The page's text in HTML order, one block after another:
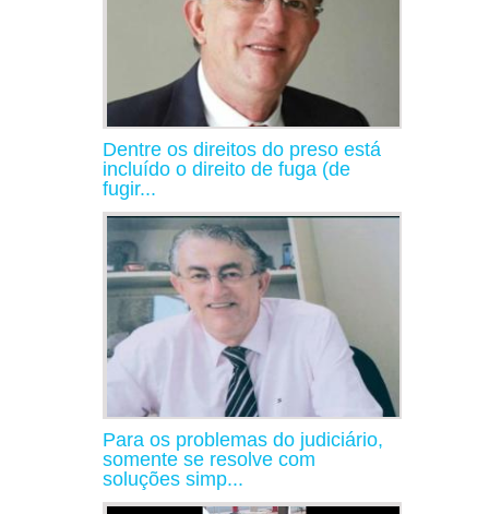
Dentre os direitos do preso está
incluído o direito de fuga (de
fugir...
Para os problemas do judiciário,
somente se resolve com
soluções simp...